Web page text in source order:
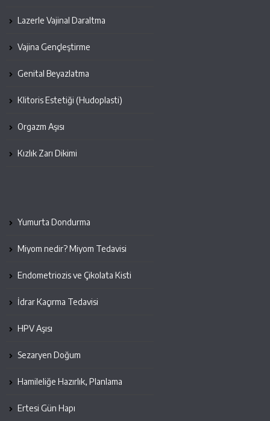
Lazerle Vajinal Daraltma
Vajina Gençleştirme
Genital Beyazlatma
Klitoris Estetiği (Hudoplasti)
Orgazm Aşısı
Kızlık Zarı Dikimi
Yumurta Dondurma
Miyom nedir? Miyom Tedavisi
Endometriozis ve Çikolata Kisti
İdrar Kaçırma Tedavisi
HPV Aşısı
Sezaryen Doğum
Hamileliğe Hazırlık, Planlama
Ertesi Gün Hapı